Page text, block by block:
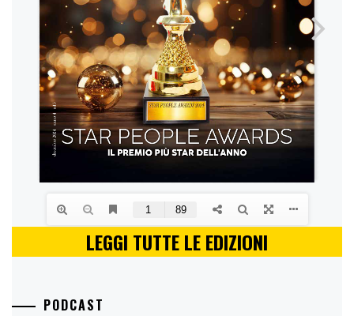
LEGGI TUTTE LE EDIZIONI
PODCAST